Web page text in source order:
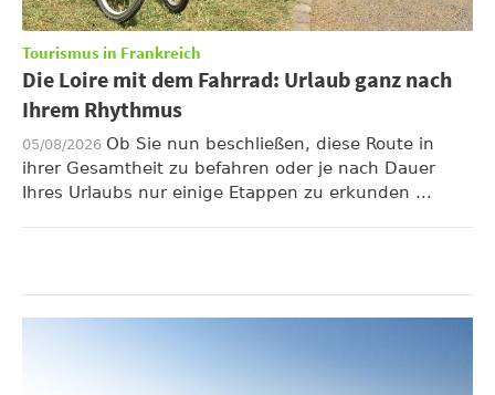
Tourismus in Frankreich
Die Loire mit dem Fahrrad: Urlaub ganz nach
Ihrem Rhythmus
05/08/2026 Ob Sie nun beschließen, diese Route in
ihrer Gesamtheit zu befahren oder je nach Dauer
Ihres Urlaubs nur einige Etappen zu erkunden ...